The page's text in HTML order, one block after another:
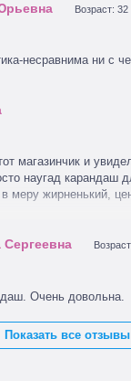
Возраст: 32
несравнима ни с
магазинчик и
наугад карандаш
меру жирненький,
Очень довольна.
Показать все отзывы